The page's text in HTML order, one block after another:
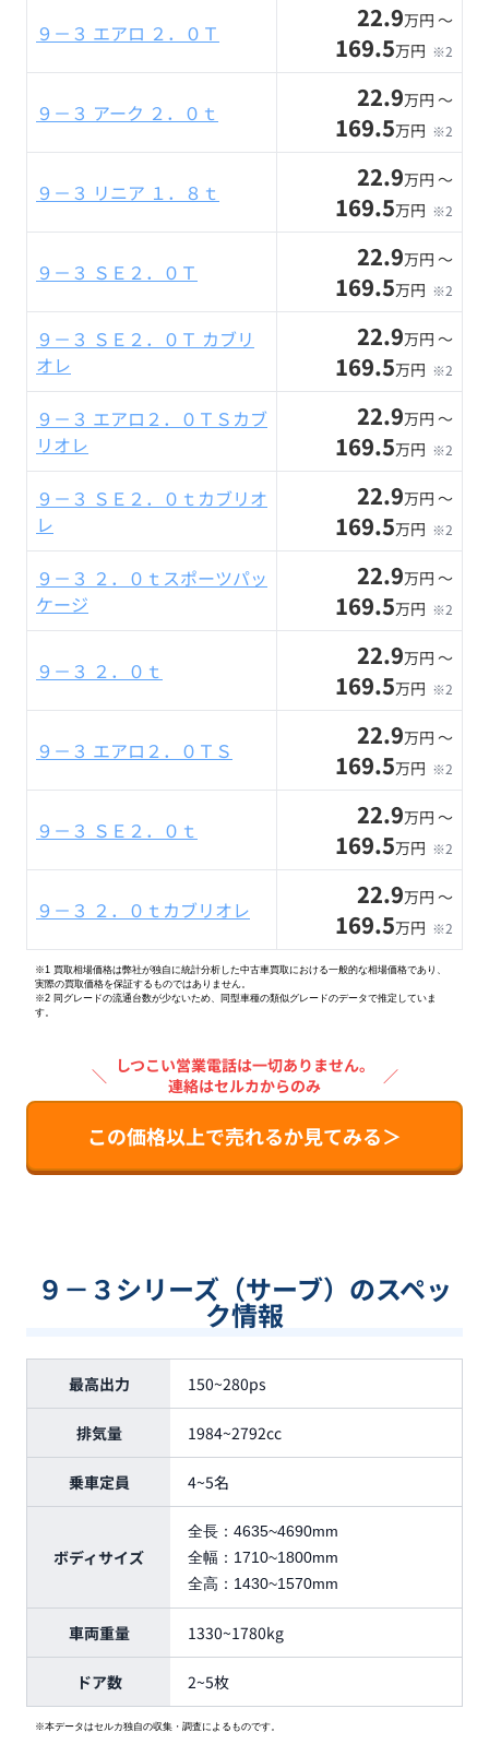
９－３ エアロ ２．０Ｔ 22.9万円 〜
169.5万円 ※2
９－３ アーク ２．０ｔ 22.9万円 〜
169.5万円 ※2
９－３ リニア １．８ｔ 22.9万円 〜
169.5万円 ※2
９－３ ＳＥ２．０Ｔ 22.9万円 〜
169.5万円 ※2
９－３ ＳＥ２．０Ｔ カブリ
オレ
22.9万円 〜
169.5万円 ※2
９－３ エアロ２．０ＴＳカブ
リオレ
22.9万円 〜
169.5万円 ※2
９－３ ＳＥ２．０ｔカブリオ
レ
22.9万円 〜
169.5万円 ※2
９－３ ２．０ｔスポーツパッ
ケージ
22.9万円 〜
169.5万円 ※2
９－３ ２．０ｔ 22.9万円 〜
169.5万円 ※2
９－３ エアロ２．０ＴＳ 22.9万円 〜
169.5万円 ※2
９－３ ＳＥ２．０ｔ 22.9万円 〜
169.5万円 ※2
９－３ ２．０ｔカブリオレ 22.9万円 〜
169.5万円 ※2
※1 買取相場価格は弊社が独自に統計分析した中古車買取における一般的な相場価格であり、
実際の買取価格を保証するものではありません。
※2 同グレードの流通台数が少ないため、同型車種の類似グレードのデータで推定していま
す。
＼ しつこい営業電話は一切ありません。
連絡はセルカからのみ
／
この価格以上で売れるか見てみる＞
９－３シリーズ（サーブ）のスペッ
ク情報
最高出力 150~280ps
排気量 1984~2792cc
乗車定員 4~5名
ボディサイズ
全長： 4635~4690mm
全幅： 1710~1800mm
全高： 1430~1570mm
車両重量 1330~1780kg
ドア数 2~5枚
※本データはセルカ独自の収集・調査によるものです。